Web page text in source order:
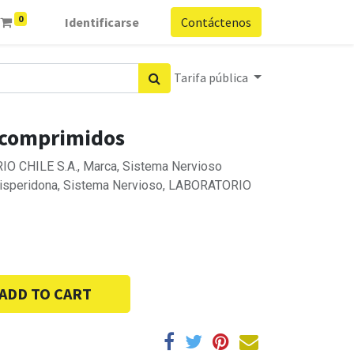
0 Identificarse Contáctenos
Tarifa pública
CHILE S.A., Marca, Sistema Nervioso
Sistema Nervioso, LABORATORIO
TO CART